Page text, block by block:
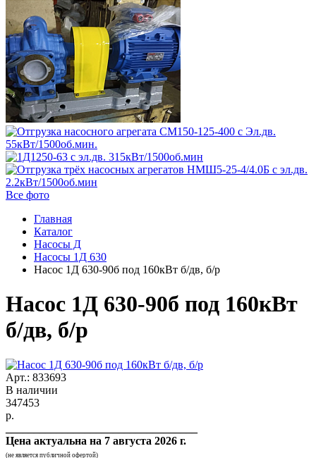
Все фото
Главная
Каталог
Насосы Д
Насосы 1Д 630
Насос 1Д 630-90б под 160кВт б/дв, б/р
Насос 1Д 630-90б под 160кВт
б/дв, б/р
Арт.: 833693
В наличии
347453
р.
Цена актуальна на 7 августа 2026 г.
(не является публичной офертой)